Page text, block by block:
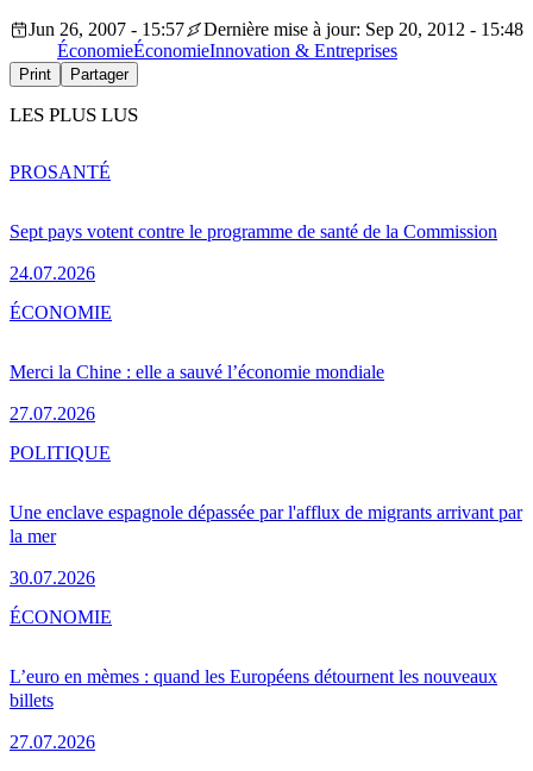
Jun 26, 2007 - 15:57
Dernière mise à jour: Sep 20, 2012 - 15:48
ÉconomieÉconomieInnovation & Entreprises
Print Partager
LES PLUS LUS
Sept pays votent contre le programme de santé de la Commission
24.07.2026
PROSANTÉ
Merci la Chine : elle a sauvé l’économie mondiale
27.07.2026
ÉCONOMIE
Une enclave espagnole dépassée par l'afflux de migrants arrivant par
la mer
30.07.2026
POLITIQUE
L’euro en mèmes : quand les Européens détournent les nouveaux
billets
27.07.2026
ÉCONOMIE